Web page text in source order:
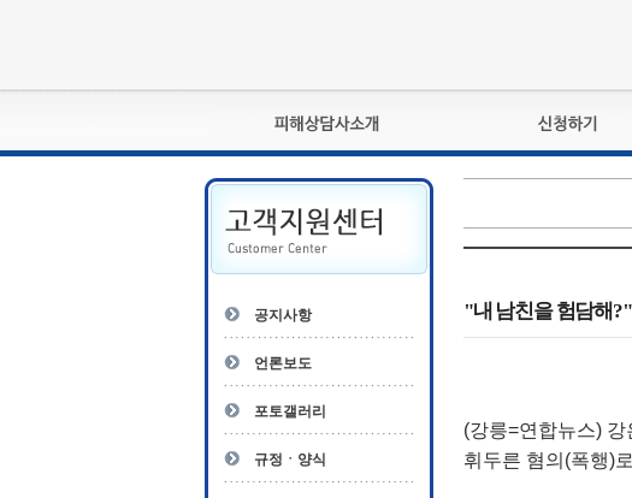
피해상담사란?
자격관리규정
상담사 자격증 확인
- 피해상담사 1급
- 전문수련감독자
- 전문수련기관
교육훈련
자격복원
공지사항
언론보도
포토갤러리
규정ㆍ양식
"내 남친을 험담해
(강릉=연합뉴스)
휘두른 혐의(폭행)